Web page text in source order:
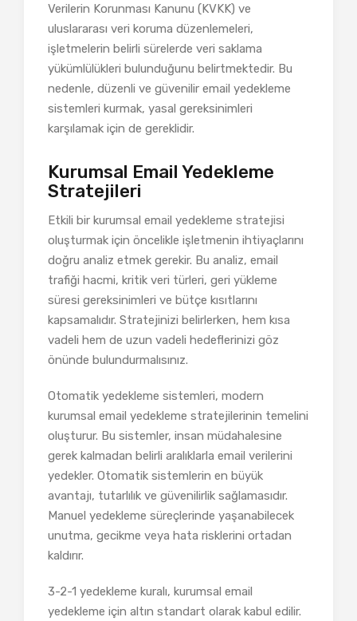
Verilerin Korunması Kanunu (KVKK) ve
uluslararası veri koruma düzenlemeleri,
işletmelerin belirli sürelerde veri saklama
yükümlülükleri bulunduğunu belirtmektedir. Bu
nedenle, düzenli ve güvenilir email yedekleme
sistemleri kurmak, yasal gereksinimleri
karşılamak için de gereklidir.
Kurumsal Email Yedekleme
Stratejileri
Etkili bir kurumsal email yedekleme stratejisi
oluşturmak için öncelikle işletmenin ihtiyaçlarını
doğru analiz etmek gerekir. Bu analiz, email
trafiği hacmi, kritik veri türleri, geri yükleme
süresi gereksinimleri ve bütçe kısıtlarını
kapsamalıdır. Stratejinizi belirlerken, hem kısa
vadeli hem de uzun vadeli hedeflerinizi göz
önünde bulundurmalısınız.
Otomatik yedekleme sistemleri, modern
kurumsal email yedekleme stratejilerinin temelini
oluşturur. Bu sistemler, insan müdahalesine
gerek kalmadan belirli aralıklarla email verilerini
yedekler. Otomatik sistemlerin en büyük
avantajı, tutarlılık ve güvenilirlik sağlamasıdır.
Manuel yedekleme süreçlerinde yaşanabilecek
unutma, gecikme veya hata risklerini ortadan
kaldırır.
3-2-1 yedekleme kuralı, kurumsal email
yedekleme için altın standart olarak kabul edilir.